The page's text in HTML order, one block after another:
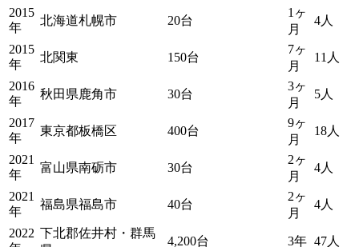
2015
年
北海道札幌市 20台
1ヶ
月
4人
2015
年
北関東 150台
7ヶ
月
11人
2016
年
秋田県鹿角市 30台
3ヶ
月
5人
2017
年
東京都板橋区 400台
9ヶ
月
18人
2021
年
富山県南砺市 30台
2ヶ
月
4人
2021
年
福島県福島市 40台
2ヶ
月
4人
2022 下北郡佐井村・群馬
4,200台 3年 47人